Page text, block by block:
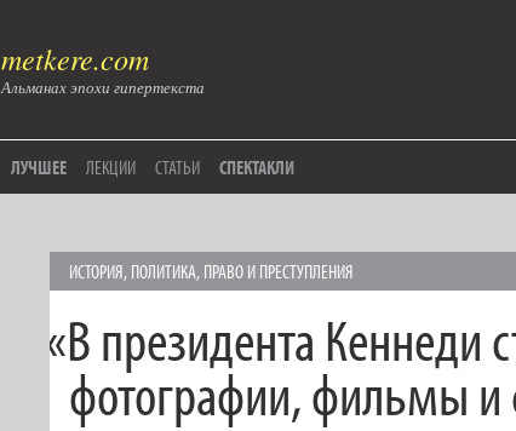
metkere.com
Альманах эпохи гипертекста
ЛУЧШЕЕ ЛЕКЦИИ СТАТЬИ СПЕКТАКЛИ
ИСТОРИЯ, ПОЛИТИКА, ПРАВО И ПРЕСТУПЛЕНИЯ
«В президента Кеннеди
фотографии, фильмы